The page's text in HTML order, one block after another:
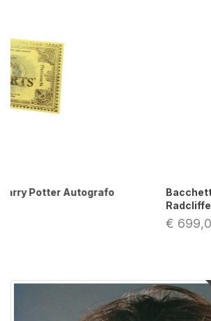
Bacchetta Harry Potter Autografo